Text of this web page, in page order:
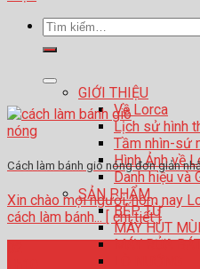
Tìm
kiếm:
GIỚI THIỆU
Về Lorca
Lịch sử hình
Tầm nhìn-sứ
Hình Ảnh về
Danh hiệu và
SẢN PHẨM
BẾP TỪ
MÁY HÚT MÙI
MÁY RỬA
Cách làm bánh giò nóng đơn giản
Xin chào mọi người, hôm nay
cách làm bánh... [ chi tiết ]